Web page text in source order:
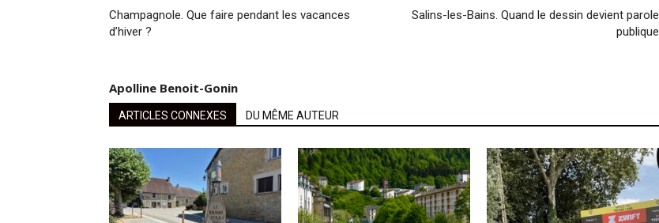
Champagnole. Que faire pendant les vacances
d’hiver ?
Salins-les-Bains. Quand le dessin devient parole
publique
Apolline Benoit-Gonin
ARTICLES CONNEXES DU MÊME AUTEUR